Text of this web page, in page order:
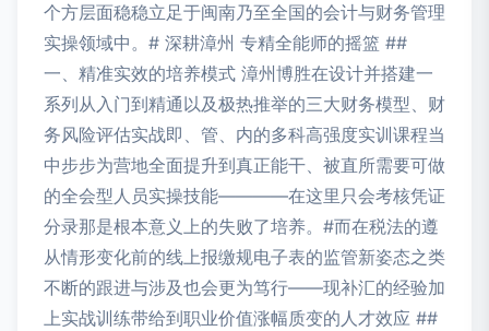
个方层面稳稳立足于闽南乃至全国的会计与财务管理
实操领域中。# 深耕漳州 专精全能师的摇篮 ##
一、精准实效的培养模式 漳州博胜在设计并搭建一
系列从入门到精通以及极热推举的三大财务模型、财
务风险评估实战即、管、内的多科高强度实训课程当
中步步为营地全面提升到真正能干、被直所需要可做
的全会型人员实操技能————在这里只会考核凭证
分录那是根本意义上的失败了培养。#而在税法的遵
从情形变化前的线上报缴规电子表的监管新姿态之类
不断的跟进与涉及也会更为笃行——现补汇的经验加
上实战训练带给到职业价值涨幅质变的人才效应 ##